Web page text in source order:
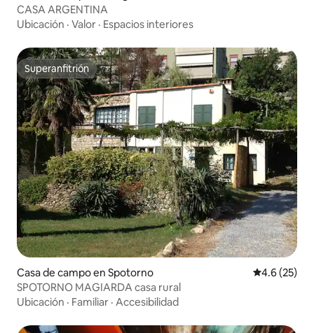
CASA ARGENTINA
Ubicación · Valor · Espacios interiores
Superanfitrión
Superanfitrión
Casa de campo en Spotorno Calificación
4.6 (25)
SPOTORNO MAGIARDA casa rural
Ubicación · Familiar · Accesibilidad